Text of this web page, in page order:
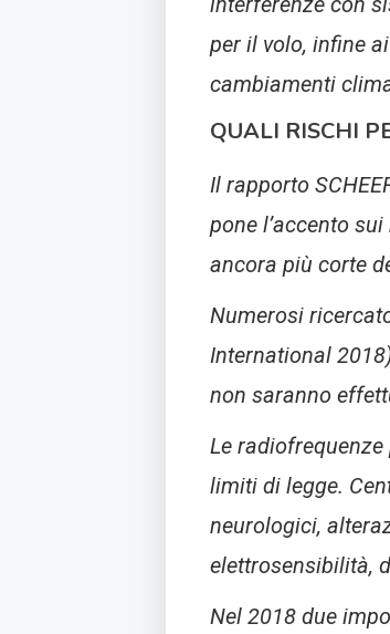
per il volo, infine
cambiamenti
QUALI RISCHI
Il rapporto
pone l’accento
ancora più corte
Numerosi
International
non saranno
Le
limiti di legge.
neurologici,
elettrosensibilità,
Nel 2018 due